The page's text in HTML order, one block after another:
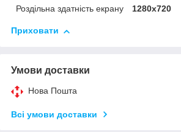
Роздільна здатність екрану
1280х720
Приховати
Умови доставки
Нова Пошта
Всі умови доставки